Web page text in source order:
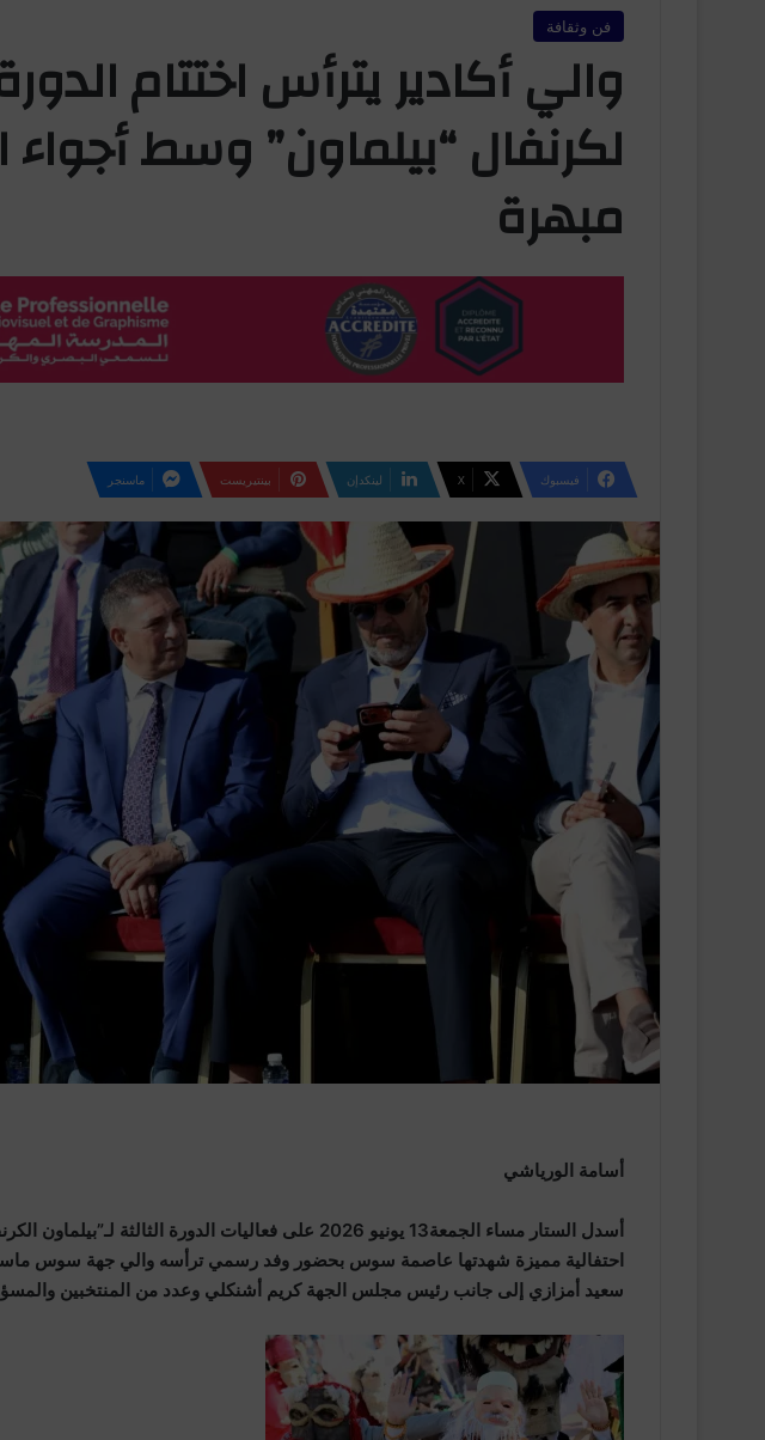
فن وثقافة
والي أكادير يترأس اختتام
لكرنفال “بيلماون” وسط أجواء
مبهرة
فيسبوك ‫X لينكدإن بينتيريست ماسنجر
أسامة الورياشي
أسدل الستار مساء الجمعة13 يونيو 2026 على فعاليات الدورة
احتفالية مميزة شهدتها عاصمة سوس بحضور وفد رسمي ترأسه والي جهة سوس ماسة
سعيد أمزازي إلى جانب رئيس مجلس الجهة كريم أشنكلي وعدد من المنتخبين